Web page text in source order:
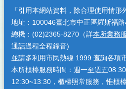
「引用本網站資料，除合理使用情形
地址：100046臺北市中正區羅斯福
總機：(02)2365-8270（詳本所業務
通話過程全程錄音)
並請多利用市民熱線 1999 查詢各項
本所櫃檯服務時間：週一至週五
12:30~13:30，櫃檯照常服務，惟櫃